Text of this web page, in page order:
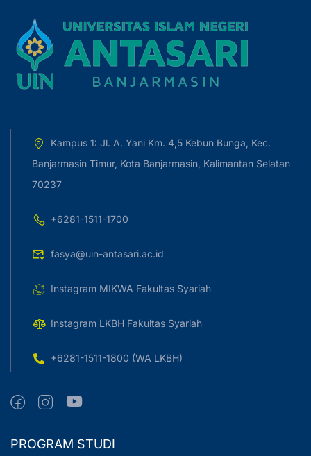
Kampus 1: Jl. A. Yani Km. 4,5 Kebun Bunga, Kec.
Banjarmasin Timur, Kota Banjarmasin, Kalimantan Selatan
70237
+6281-1511-1700
fasya@uin-antasari.ac.id
Instagram MIKWA Fakultas Syariah
Instagram LKBH Fakultas Syariah
+6281-1511-1800 (WA LKBH)
PROGRAM STUDI